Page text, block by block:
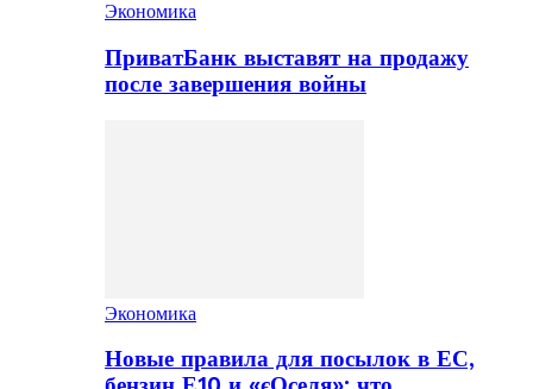
Экономика
ПриватБанк выставят на продажу
после завершения войны
Экономика
Новые правила для посылок в ЕС,